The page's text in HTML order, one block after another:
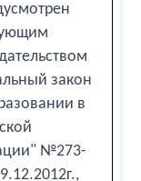
закон
в
№273-